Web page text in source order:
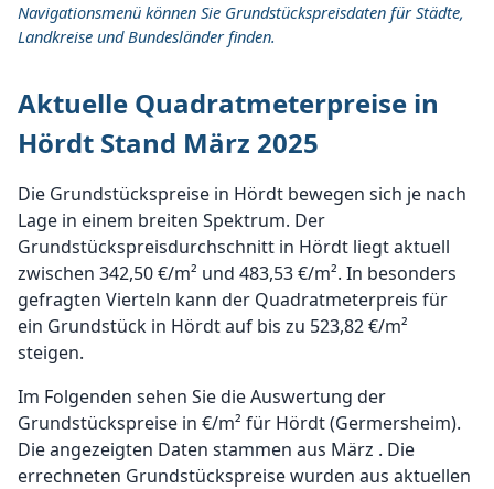
Navigationsmenü können Sie Grundstückspreisdaten für Städte,
Landkreise und Bundesländer finden.
Aktuelle Quadratmeterpreise in
Hördt Stand März 2025
Die Grundstückspreise in Hördt bewegen sich je nach
Lage in einem breiten Spektrum. Der
Grundstückspreisdurchschnitt in Hördt liegt aktuell
zwischen 342,50 €/m² und 483,53 €/m². In besonders
gefragten Vierteln kann der Quadratmeterpreis für
ein Grundstück in Hördt auf bis zu 523,82 €/m²
steigen.
Im Folgenden sehen Sie die Auswertung der
Grundstückspreise in €/m² für Hördt (Germersheim).
Die angezeigten Daten stammen aus März . Die
errechneten Grundstückspreise wurden aus aktuellen